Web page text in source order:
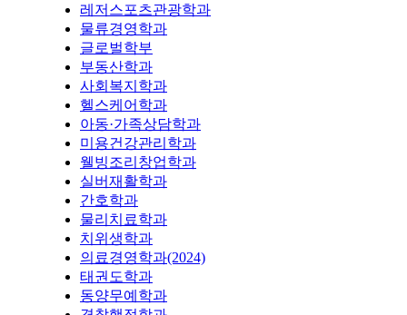
레저스포츠관광학과
물류경영학과
글로벌학부
부동산학과
사회복지학과
헬스케어학과
아동·가족상담학과
미용건강관리학과
웰빙조리창업학과
실버재활학과
간호학과
물리치료학과
치위생학과
의료경영학과(2024)
태권도학과
동양무예학과